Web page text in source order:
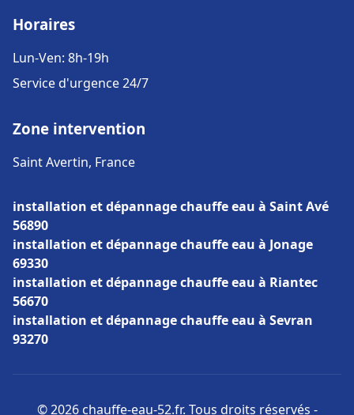
Horaires
Lun-Ven: 8h-19h
Service d'urgence 24/7
Zone intervention
Saint Avertin, France
installation et dépannage chauffe eau à Saint Avé
56890
installation et dépannage chauffe eau à Jonage
69330
installation et dépannage chauffe eau à Riantec
56670
installation et dépannage chauffe eau à Sevran
93270
© 2026 chauffe-eau-52.fr. Tous droits réservés -